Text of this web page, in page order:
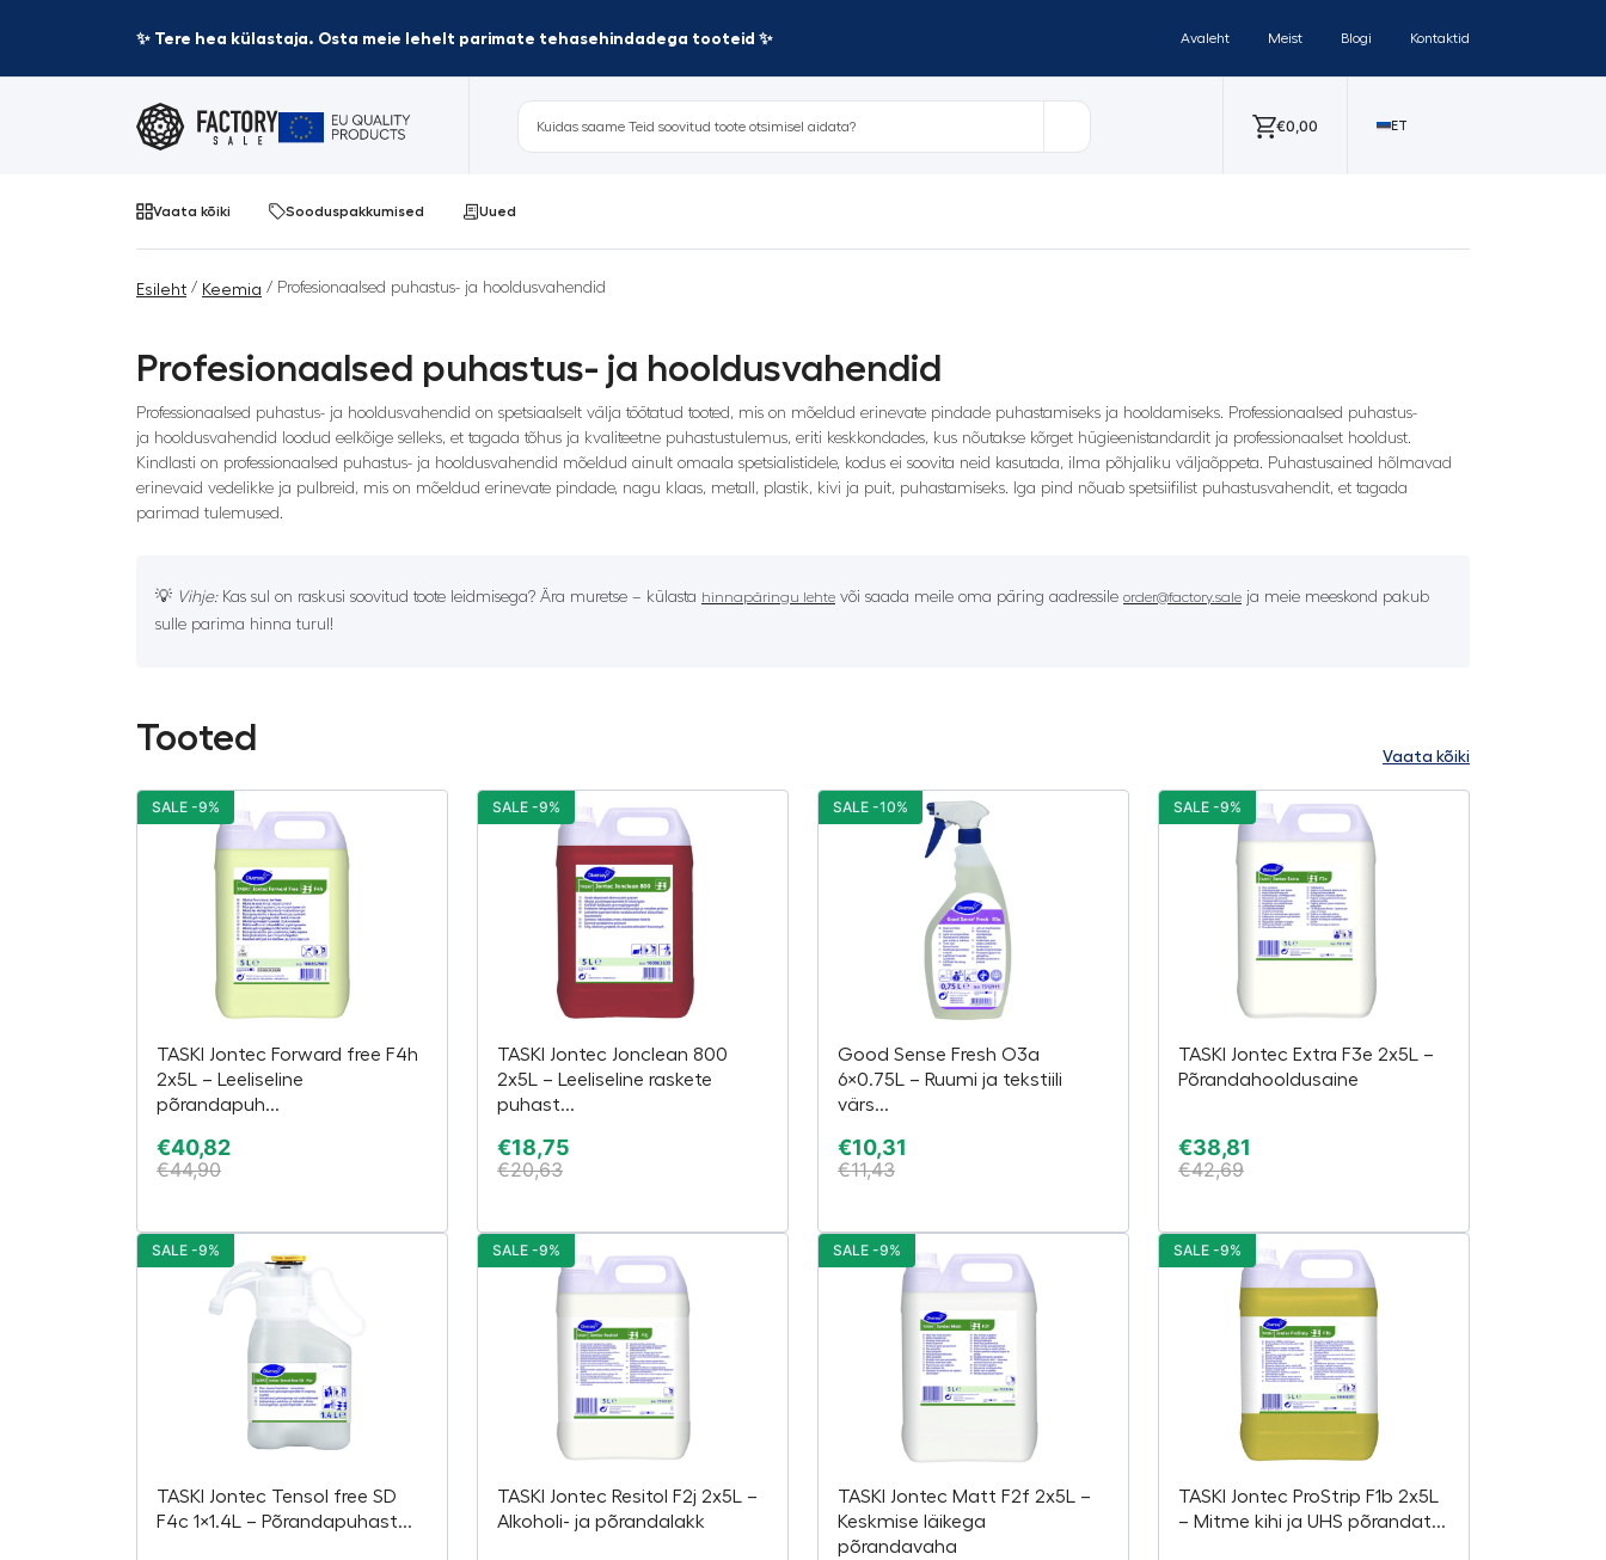
✨ Tere hea külastaja. Osta meie lehelt parimate tehasehindadega tooteid ✨ Avaleht Meist Blogi Kontaktid
€0,00 ET
Vaata kõiki Sooduspakkumised Uued
Esileht / Keemia / Profesionaalsed puhastus- ja hooldusvahendid
Profesionaalsed puhastus- ja hooldusvahendid
Professionaalsed puhastus- ja hooldusvahendid on spetsiaalselt välja töötatud tooted, mis on mõeldud erinevate pindade puhastamiseks ja hooldamiseks. Professionaalsed puhastus-
ja hooldusvahendid loodud eelkõige selleks, et tagada tõhus ja kvaliteetne puhastustulemus, eriti keskkondades, kus nõutakse kõrget hügieenistandardit ja professionaalset hooldust.
Kindlasti on professionaalsed puhastus- ja hooldusvahendid mõeldud ainult omaala spetsialistidele, kodus ei soovita neid kasutada, ilma põhjaliku väljaõppeta. Puhastusained hõlmavad
erinevaid vedelikke ja pulbreid, mis on mõeldud erinevate pindade, nagu klaas, metall, plastik, kivi ja puit, puhastamiseks. Iga pind nõuab spetsiifilist puhastusvahendit, et tagada
parimad tulemused.
💡 Vihje:Kas sul on raskusi soovitud toote leidmisega? Ära muretse – külasta hinnapäringu lehte või saada meile oma päring aadressile order@factory.sale ja meie meeskond pakub
sulle parima hinna turul!
Tooted Vaata kõiki
TASKI Jontec Forward free F4h
2x5L – Leeliseline
põrandapuh...
€40,82
€44,90
SALE -9%
TASKI Jontec Jonclean 800
2x5L – Leeliseline raskete
puhast...
€18,75
€20,63
SALE -9%
Good Sense Fresh O3a
6×0.75L – Ruumi ja tekstiili
värs...
€10,31
€11,43
SALE -10%
TASKI Jontec Extra F3e 2x5L –
Põrandahooldusaine
€38,81
€42,69
SALE -9%
TASKI Jontec Tensol free SD
F4c 1×1.4L – Põrandapuhast...
SALE -9%
TASKI Jontec Resitol F2j 2x5L –
Alkoholi- ja põrandalakk
SALE -9%
TASKI Jontec Matt F2f 2x5L –
Keskmise läikega
põrandavaha
SALE -9%
TASKI Jontec ProStrip F1b 2x5L
– Mitme kihi ja UHS põrandat...
SALE -9%